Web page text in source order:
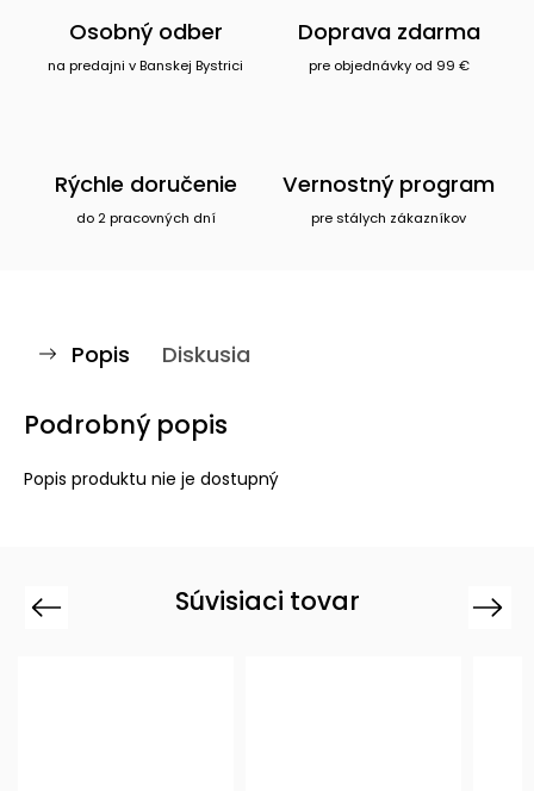
Osobný odber
na predajni v Banskej Bystrici
Doprava zdarma
pre objednávky od 99 €
Rýchle doručenie
do 2 pracovných dní
Vernostný program
pre stálych zákazníkov
Popis Diskusia
Podrobný popis
Popis produktu nie je dostupný
Súvisiaci tovar
Previous Next